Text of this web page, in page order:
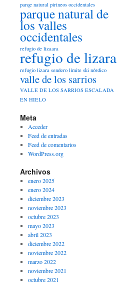
parqe natural pirineos occidentales
parque natural de
los valles
occidentales
refugio de lizaara
refugio de lizara
refugio lizara sendero límite ski nórdico
valle de los sarrios
VALLE DE LOS SARRIOS ESCALADA
EN HIELO
Meta
Acceder
Feed de entradas
Feed de comentarios
WordPress.org
Archivos
enero 2025
enero 2024
diciembre 2023
noviembre 2023
octubre 2023
mayo 2023
abril 2023
diciembre 2022
noviembre 2022
marzo 2022
noviembre 2021
octubre 2021